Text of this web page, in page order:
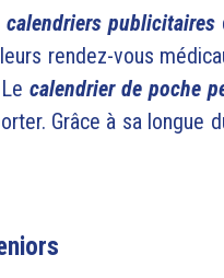
calendriers publicitaires
rendez-vous
Le calendrier de poche
Grâce à sa